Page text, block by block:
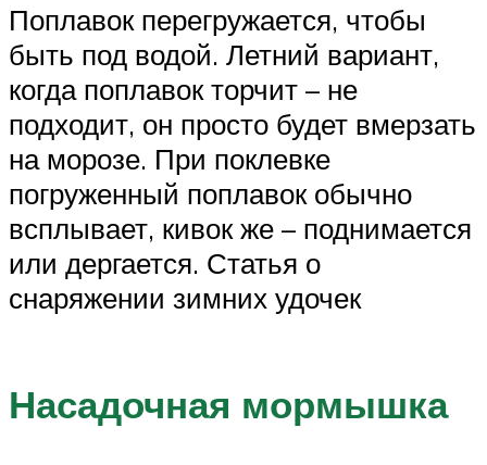
Поплавок перегружается, чтобы
быть под водой. Летний вариант,
когда поплавок торчит – не
подходит, он просто будет вмерзать
на морозе. При поклевке
погруженный поплавок обычно
всплывает, кивок же – поднимается
или дергается. Статья о
снаряжении зимних удочек
Насадочная мормышка